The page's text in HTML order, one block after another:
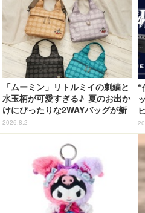
「ムーミン」リトルミイの刺繍と
水玉柄が可愛すぎる♪ 夏のお出か
けにぴったりな2WAYバッグが新
登場
2026.8.2
“